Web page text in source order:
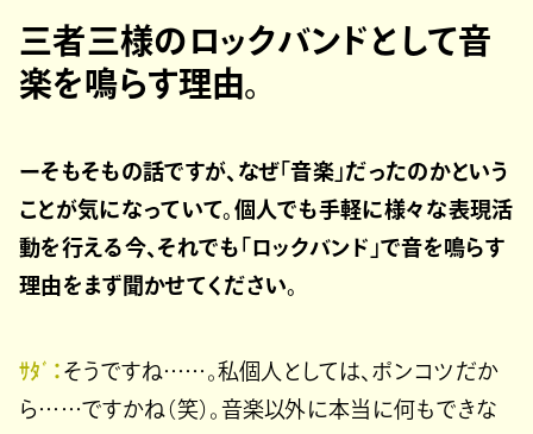
三者三様のロックバンドとして音
楽を鳴らす理由。
ーそもそもの話ですが、なぜ「音楽」だったのかという
ことが気になっていて。個人でも手軽に様々な表現活
動を行える今、それでも「ロックバンド」で音を鳴らす
理由をまず聞かせてください。
ｻﾀﾞ： そうですね……。私個人としては、ポンコツだか
ら……ですかね（笑）。音楽以外に本当に何もできな